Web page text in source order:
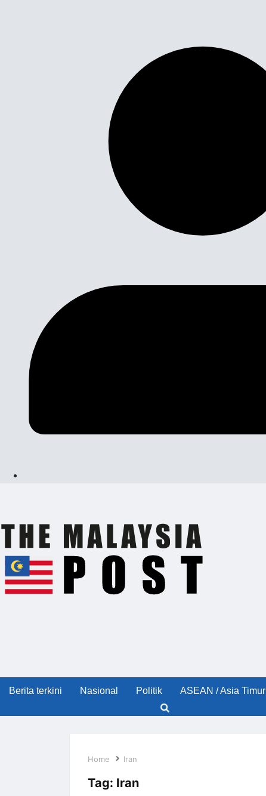
Berita terkini Nasional Politik ASEAN / Asia Timur
Home Iran
Tag: Iran